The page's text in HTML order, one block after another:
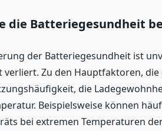
die Batteriegesundheit
der Batteriegesundheit ist
verliert. Zu den Hauptfaktoren,
die
Beispielsweise können
bei extremen Temperaturen